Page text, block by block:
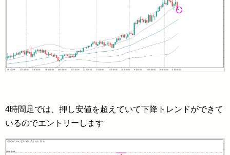
4時間足では、押し安値を超えていて下降トレンドができて
いるのでエントリーします